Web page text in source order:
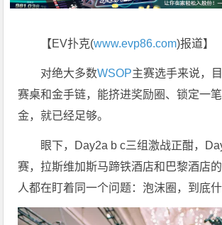
【EV扑克(www.evp86.com)报道】
对绝大多数WSOP主赛选手来说，
赛桌和金手链，能挤进奖励圈、锁定一
金，就已经足够。
眼下，Day2a b c三组激战正酣，
赛，拉斯维加斯马蹄铁酒店和巴黎酒店
人都在盯着同一个问题：泡沫圈，到底什